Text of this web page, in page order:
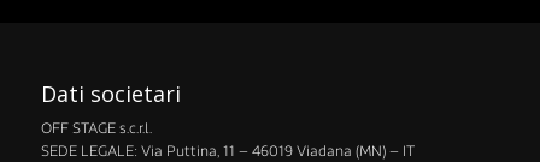
Dati societari
OFF STAGE s.c.r.l.
​SEDE LEGALE: Via Puttina, 11 – 46019 Viadana (MN) – IT